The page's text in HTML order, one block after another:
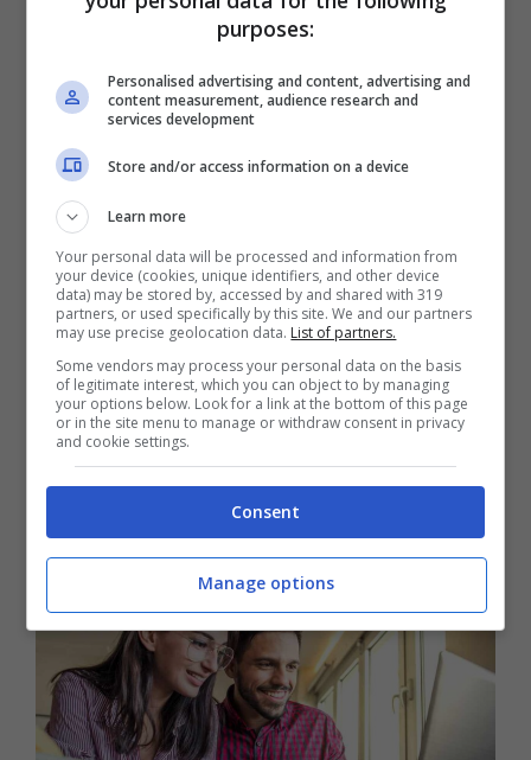
Potete dire stop alla fatica, non dovrete più
stare ore e ore davanti allo schermo del
vostro smartphone o tablet, chini sulla
tastiera del pc o del laptop, alla ricerca degli
sconti del momento da prendere al volo
Vi basta solo fare affidamento su chi si
prende la briga di fare questo lavoro per voi.
purposes:
Personalised advertising and content, advertising and
content measurement, audience research and
services development
Store and/or access information on a device
Learn more
Your personal data will be processed and information from
your device (cookies, unique identifiers, and other device
data) may be stored by, accessed by and shared with 319
partners, or used specifically by this site. We and our partners
may use precise geolocation data. List of partners.
Some vendors may process your personal data on the basis
of legitimate interest, which you can object to by managing
your options below. Look for a link at the bottom of this page
or in the site menu to manage or withdraw consent in privacy
and cookie settings.
Consent
Manage options